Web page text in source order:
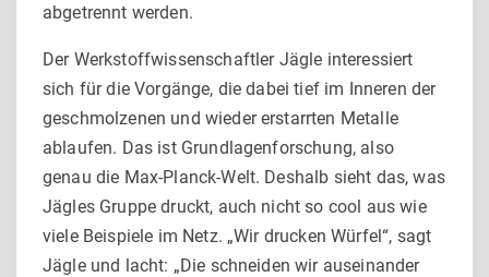
abgetrennt werden.
Der Werkstoffwissenschaftler Jägle interessiert
sich für die Vor­gänge, die dabei tief im Inneren der
geschmolzenen und wieder erstarrten Metalle
ablaufen. Das ist Grundlagenforschung, also
genau die Max-Planck-Welt. Deshalb sieht das, was
Jägles Grup­pe druckt, auch nicht so cool aus wie
viele Beispiele im Netz. „Wir drucken Würfel“, sagt
Jägle und lacht: „Die schneiden wir auseinander